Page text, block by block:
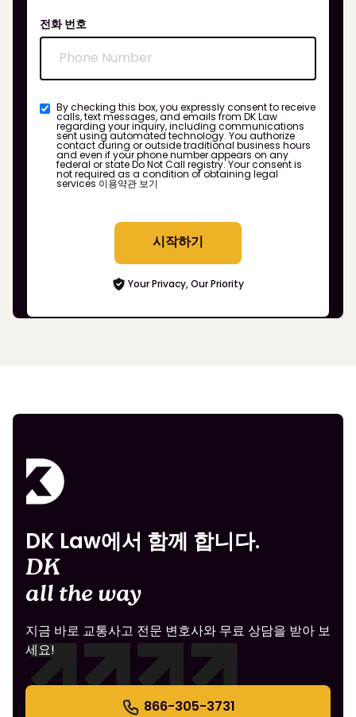
전화 번호
By checking this box, you expressly consent to receive
calls, text messages, and emails from DK Law
regarding your inquiry, including communications
sent using automated technology. You authorize
contact during or outside traditional business hours
and even if your phone number appears on any
federal or state Do Not Call registry. Your consent is
not required as a condition of obtaining legal
services 이용약관 보기
시작하기
Your Privacy, Our Priority
DK Law에서 함께 합니다.
DK
all the way
지금 바로 교통사고 전문 변호사와 무료 상담을 받아 보
세요!
866-305-3731